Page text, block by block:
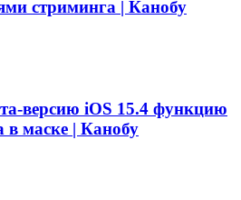
стриминга | Канобу
версию iOS 15.4 функцию
в маске | Канобу